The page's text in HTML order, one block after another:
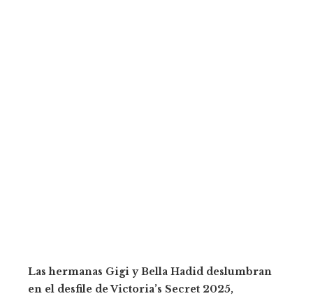
Las hermanas Gigi y Bella Hadid deslumbran
en el desfile de Victoria’s Secret 2025,